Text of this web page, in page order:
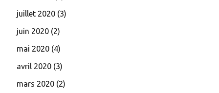
juillet 2020 (3)
juin 2020 (2)
mai 2020 (4)
avril 2020 (3)
mars 2020 (2)